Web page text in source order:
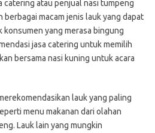
catering atau penjual nasi tumpeng
berbagai macam jenis lauk yang dapat
yang merasa bingung
jasa catering untuk memilih
bersama nasi kuning untuk acara
lauk yang paling
menu makanan dari olahan
Lauk lain yang mungkin